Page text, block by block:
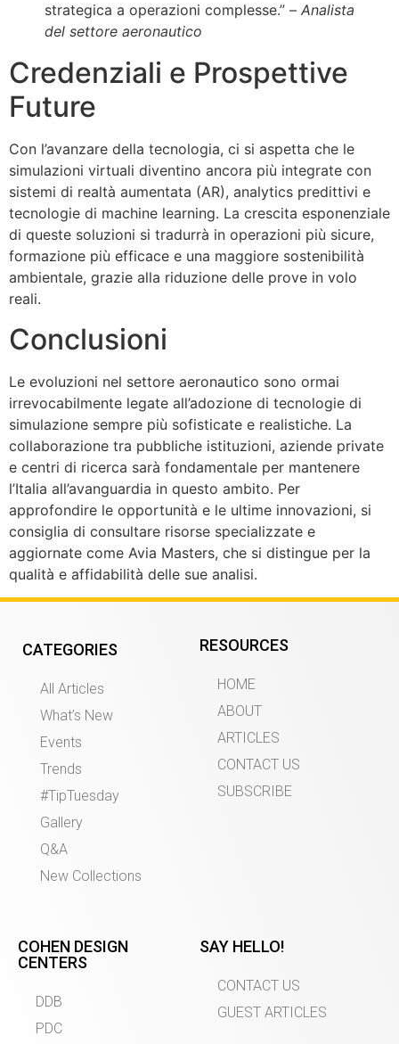
strategica a operazioni complesse.” – Analista
del settore aeronautico
Credenziali e Prospettive
Future
Con l’avanzare della tecnologia, ci si aspetta che le
simulazioni virtuali diventino ancora più integrate con
sistemi di realtà aumentata (AR), analytics predittivi e
tecnologie di machine learning. La crescita esponenziale
di queste soluzioni si tradurrà in operazioni più sicure,
formazione più efficace e una maggiore sostenibilità
ambientale, grazie alla riduzione delle prove in volo
reali.
Conclusioni
Le evoluzioni nel settore aeronautico sono ormai
irrevocabilmente legate all’adozione di tecnologie di
simulazione sempre più sofisticate e realistiche. La
collaborazione tra pubbliche istituzioni, aziende private
e centri di ricerca sarà fondamentale per mantenere
l’Italia all’avanguardia in questo ambito. Per
approfondire le opportunità e le ultime innovazioni, si
consiglia di consultare risorse specializzate e
aggiornate come Avia Masters, che si distingue per la
qualità e affidabilità delle sue analisi.
CATEGORIES
All Articles
What’s New
Events
Trends
#TipTuesday
Gallery
Q&A
New Collections
RESOURCES
HOME
ABOUT
ARTICLES
CONTACT US
SUBSCRIBE
COHEN DESIGN
CENTERS
DDB
PDC
SAY HELLO!
CONTACT US
GUEST ARTICLES